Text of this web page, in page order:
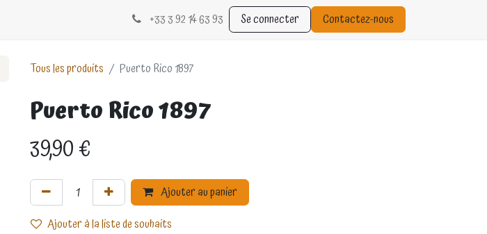
+33 3 92 14 63 93 Se connecter Contactez-nous
Tous les produits Puerto Rico 1897
Puerto Rico 1897
39,90€
Ajouter au panier
Ajouter à la liste de souhaits